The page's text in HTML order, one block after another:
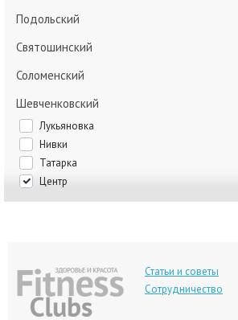
Подольский
Святошинский
Соломенский
Шевченковский
Лукьяновка
Нивки
Татарка
Центр
Статьи и советы
Сотрудничество